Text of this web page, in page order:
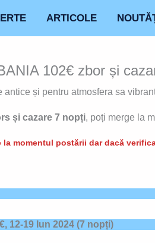
ARTICOLE
102€ zbor și
și pentru atmosfera sa
și cazare 7 nopți, poți merge la
momentul postării dar dacă
12-19 Iun 2024(7 nopți)